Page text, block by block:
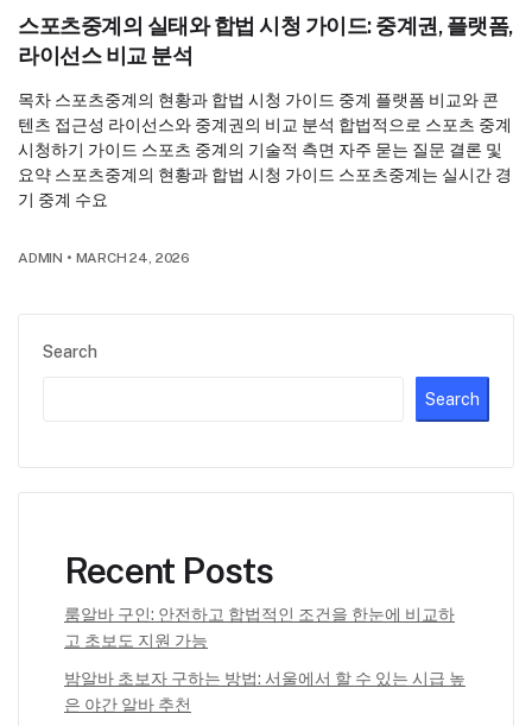
Search
Search
Recent Posts
룸알바 구인: 안전하고 합법적인 조건을 한눈에 비교하
고 초보도 지원 가능
밤알바 초보자 구하는 방법: 서울에서 할 수 있는 시급 높
은 야간 알바 추천
스포츠중계의 실태와 합법 시청 가이드: 중계권, 플랫폼,
라이선스 비교 분석
목차 스포츠중계의 현황과 합법 시청 가이드 중계 플랫폼 비교와 콘
텐츠 접근성 라이선스와 중계권의 비교 분석 합법적으로 스포츠 중계
시청하기 가이드 스포츠 중계의 기술적 측면 자주 묻는 질문 결론 및
요약 스포츠중계의 현황과 합법 시청 가이드 스포츠중계는 실시간 경
기 중계 수요
ADMIN • MARCH 24, 2026